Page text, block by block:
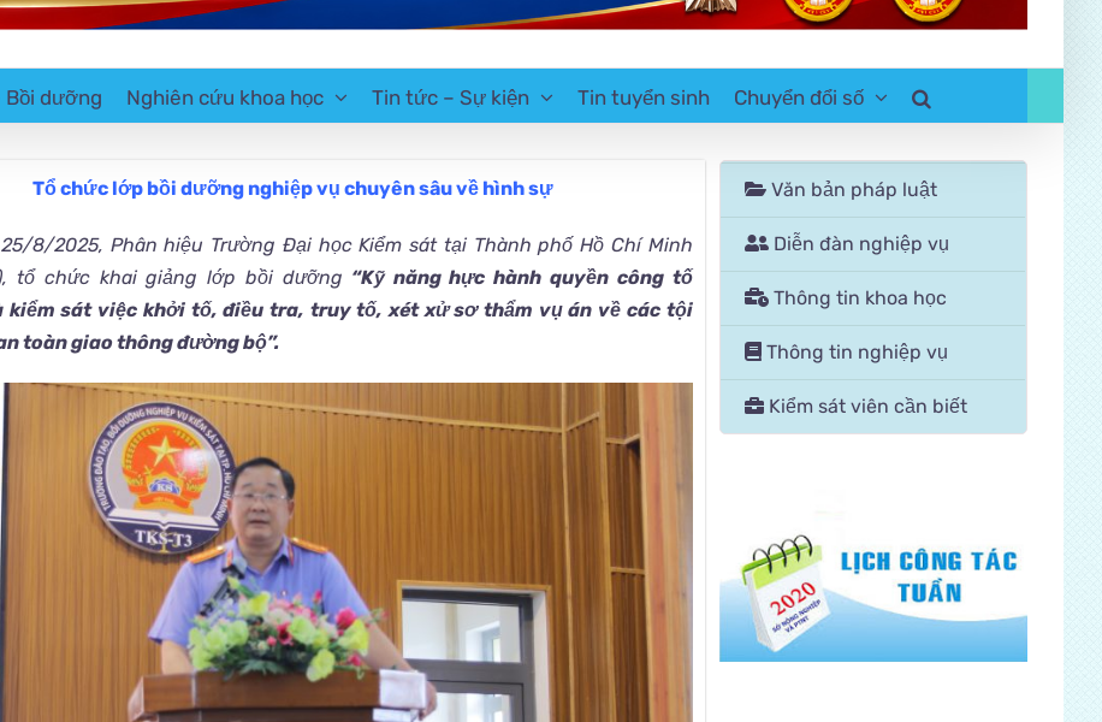
dưỡng Nghiên cứu khoa học Tin tức – Sự kiện Tin tuyển sinh Chuyển đổi số
Tổ chức lớp bồi dưỡng nghiệp vụ chuyên sâu về hình sự
25/8/2025, Phân hiệu Trường Đại học Kiểm sát tại Thành phố Hồ Chí Minh
tổ chức khai giảnglớp bồi dưỡng “Kỹ năng hực hành quyền công tố
kiểm sát việc khởi tố, điều tra, truy tố, xét xử sơ thẩm vụ án về các tội
toàn giao thông đường bộ”.
Văn bản pháp luật
Diễn đàn nghiệp vụ
Thông tin khoa học
Thông tin nghiệp vụ
Kiểm sát viên cần biết